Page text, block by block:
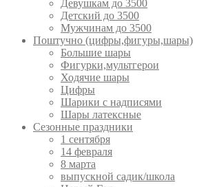
Девушкам до 3500
Детский до 3500
Мужчинам до 3500
Поштучно (цифры,фигуры,шары)
Большие шары
Фигурки,мультгерои
Ходячие шары
Цифры
Шарики с надписями
Шары латексные
Сезонные праздники
1 сентября
14 февраля
8 марта
выпускной садик/школа